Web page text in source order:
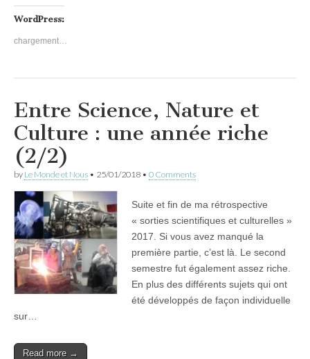
WordPress:
chargement…
Entre Science, Nature et
Culture : une année riche
(2/2)
by Le Monde et Nous • 25/01/2018 • 0 Comments
Suite et fin de ma rétrospective
« sorties scientifiques et culturelles »
2017. Si vous avez manqué la
première partie, c’est là. Le second
semestre fut également assez riche.
En plus des différents sujets qui ont
été développés de façon individuelle
sur…
Read more →